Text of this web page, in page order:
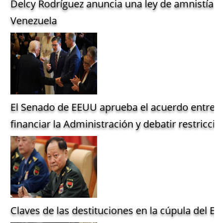
Delcy Rodríguez anuncia una ley de amnistía
Venezuela
El Senado de EEUU aprueba el acuerdo entre
financiar la Administración y debatir
Claves de las destituciones en la cúpula del